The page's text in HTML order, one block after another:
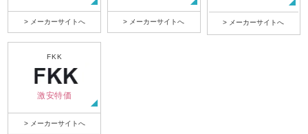
> メーカーサイトへ > メーカーサイトへ > メーカーサイトへ
FKK
激安特価
> メーカーサイトへ